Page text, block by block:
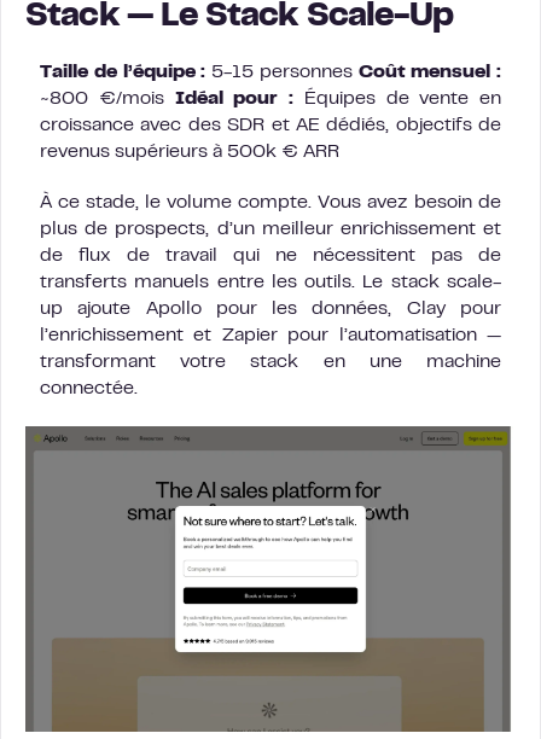
Stack — Le Stack Scale-Up
Taille de l’équipe : 5-15 personnes Coût mensuel :
~800 €/mois Idéal pour : Équipes de vente en
croissance avec des SDR et AE dédiés, objectifs de
revenus supérieurs à 500k € ARR
À ce stade, le volume compte. Vous avez besoin de
plus de prospects, d’un meilleur enrichissement et
de flux de travail qui ne nécessitent pas de
transferts manuels entre les outils. Le stack scale-
up ajoute Apollo pour les données, Clay pour
l’enrichissement et Zapier pour l’automatisation —
transformant votre stack en une machine
connectée.